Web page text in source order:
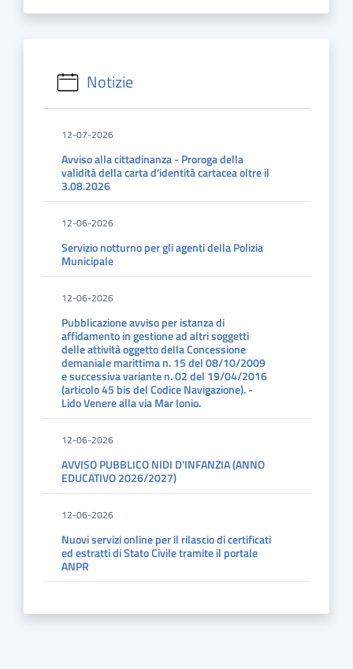
Notizie
12-07-2026
Avviso alla cittadinanza - Proroga della
validità della carta d’identità cartacea oltre il
3.08.2026
12-06-2026
Servizio notturno per gli agenti della Polizia
Municipale
12-06-2026
Pubblicazione avviso per istanza di
affidamento in gestione ad altri soggetti
delle attività oggetto della Concessione
demaniale marittima n. 15 del 08/10/2009
e successiva variante n. 02 del 19/04/2016
(articolo 45 bis del Codice Navigazione). -
Lido Venere alla via Mar Ionio.
12-06-2026
AVVISO PUBBLICO NIDI D'INFANZIA (ANNO
EDUCATIVO 2026/2027)
12-06-2026
Nuovi servizi online per il rilascio di certificati
ed estratti di Stato Civile tramite il portale
ANPR